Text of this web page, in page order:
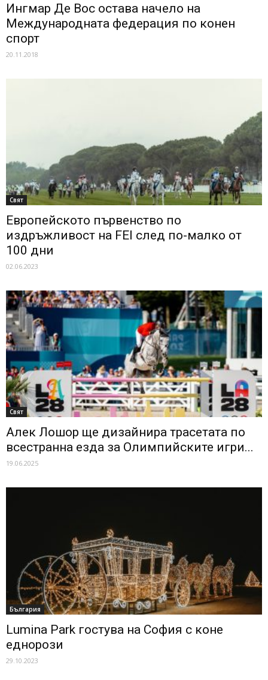
Ингмар Де Вос остава начело на
Международната федерация по конен
спорт
20.11.2018
Свят
Европейското първенство по
издръжливост на FEI след по-малко от
100 дни
02.06.2023
Свят
Алек Лошор ще дизайнира трасетата по
всестранна езда за Олимпийските игри...
19.06.2025
България
Lumina Park гостува на София с коне
еднорози
29.10.2023